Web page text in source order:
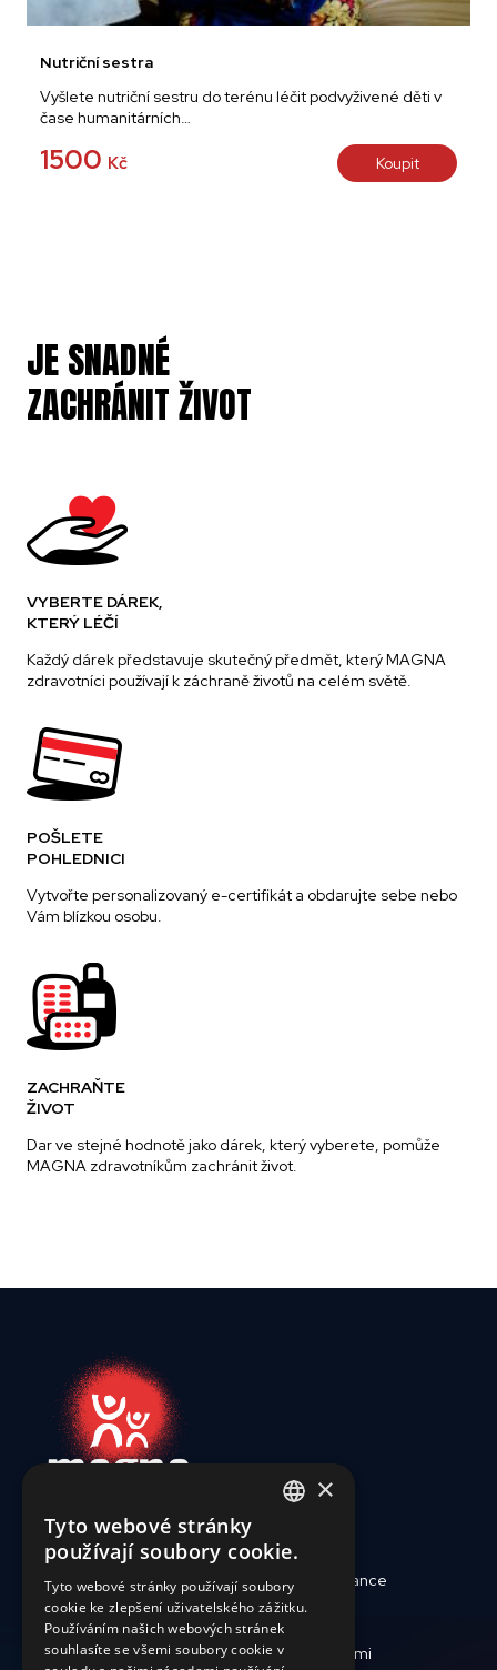
Nutriční sestra
1500 Kč
Vyšlete nutriční sestru do terénu léčit podvyživené děti v
čase humanitárních…
Koupit
JE SNADNÉ
ZACHRÁNIT ŽIVOT
VYBERTE DÁREK,
KTERÝ LÉČÍ
Každý dárek představuje skutečný předmět, který MAGNA
zdravotníci používají k záchraně životů na celém světě.
POŠLETE
POHLEDNICI
Vytvořte personalizovaný e-certifikát a obdarujte sebe nebo
Vám blízkou osobu.
ZACHRAŇTE
ŽIVOT
Dar ve stejné hodnotě jako dárek, který vyberete, pomůže
MAGNA zdravotníkům zachránit život.
Kdo jsme
Zdravotní péče
Krize a katastrofy
Reporty a finance
Jak pomoci
Pracujte s námi
CZECH
×
Tyto webové stránky
používají soubory cookie.
Tyto webové stránky používají soubory
cookie ke zlepšení uživatelského zážitku.
Používáním našich webových stránek
souhlasíte se všemi soubory cookie v